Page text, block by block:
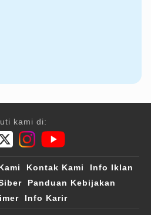
kami di:
Kontak Kami
Info Iklan
Panduan Kebijakan
Info Karir